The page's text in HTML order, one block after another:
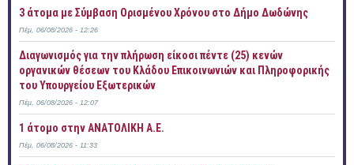
3 άτομα με Σύμβαση Ορισμένου Χρόνου στο Δήμο Δωδώνης
Πέμ, 06/08/2026 - 12:26
Διαγωνισμός για την πλήρωση είκοσι πέντε (25) κενών
οργανικών θέσεων του Κλάδου Επικοινωνιών και Πληροφορικής
του Υπουργείου Εξωτερικών
Πέμ, 06/08/2026 - 12:07
1 άτομο στην ΑΝΑΤΟΛΙΚΗ Α.Ε.
Πέμ, 06/08/2026 - 11:33